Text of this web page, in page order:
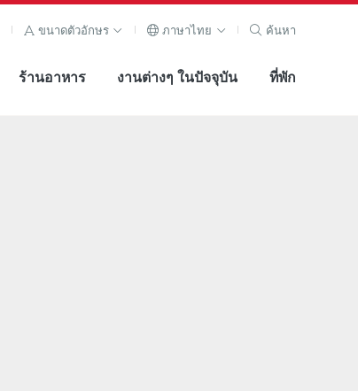
ขนาดตัวอักษร ภาษาไทย ค้นหา
ร้านอาหาร งานต่างๆ ในปัจจุบัน ที่พัก